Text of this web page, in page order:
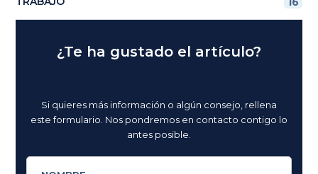
¿Te ha gustado el artículo?
Si quieres más información o algún consejo, rellena
este formulario. Nos pondremos en contacto contigo lo
antes posible.